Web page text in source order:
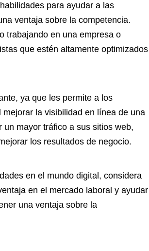
para ayudar a las
ventaja sobre la competencia.
trabajando en una empresa o
que estén altamente optimizados
ya que les permite a los
la visibilidad en línea de una
mayor tráfico a sus sitios web,
los resultados de negocio.
en el mundo digital, considera
en el mercado laboral y ayudar
una ventaja sobre la